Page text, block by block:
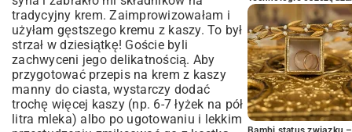
tradycyjny krem. Zaimprowizowałam i
użyłam gęstszego kremu z kaszy. To był
strzał w dziesiątkę! Goście byli
zachwyceni jego delikatnością. Aby
przygotować przepis na krem z kaszy
manny do ciasta, wystarczy dodać
trochę więcej kaszy (np. 6-7 łyżek na pół
litra mleka) albo po ugotowaniu i lekkim